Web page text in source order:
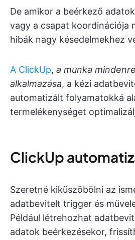
De amikor a beérkező
vagy a csapat koordinációja
hibák nagy késedelmekhez
A ClickUp, a munka
alkalmazása, a kézi
automatizált folyamatokká
termelékenységet
ClickUp
Szeretné kiküszöbölni az
adatbevitelt trigger és
Például létrehozhat
adatok beérkezésekor,